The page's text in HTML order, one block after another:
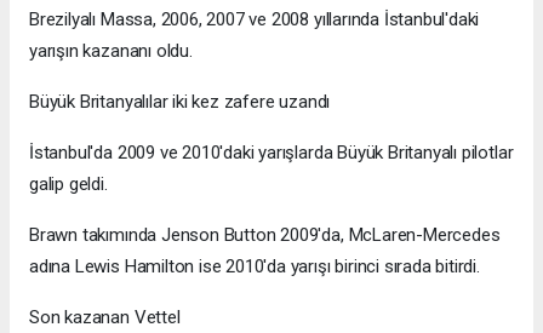
Brezilyalı Massa, 2006, 2007 ve 2008 yıllarında İstanbul'daki
yarışın kazananı oldu.
Büyük Britanyalılar iki kez zafere uzandı
İstanbul'da 2009 ve 2010'daki yarışlarda Büyük Britanyalı pilotlar
galip geldi.
Brawn takımında Jenson Button 2009'da, McLaren-Mercedes
adına Lewis Hamilton ise 2010'da yarışı birinci sırada bitirdi.
Son kazanan Vettel